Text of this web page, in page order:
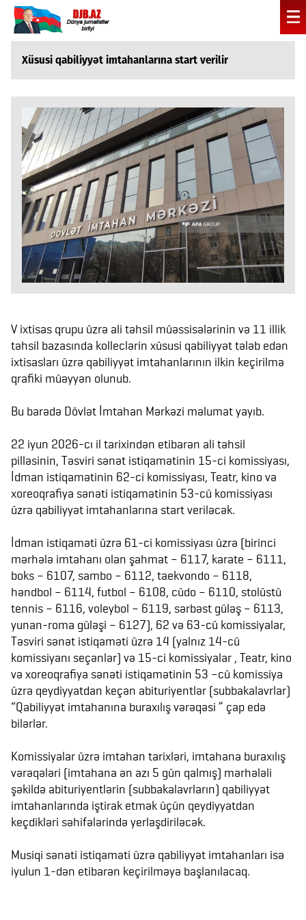
Xüsusi qabiliyyət imtahanlarına start verilir
V ixtisas qrupu üzrə ali təhsil müəssisələrinin və 11 illik
təhsil bazasında kolleclərin xüsusi qabiliyyət tələb edən
ixtisasları üzrə qabiliyyət imtahanlarının ilkin keçirilmə
qrafiki müəyyən olunub.
Bu barədə Dövlət İmtahan Mərkəzi məlumat yayıb.
22 iyun 2026-cı il tarixindən etibarən ali təhsil
pilləsinin, Təsviri sənət istiqamətinin 15-ci komissiyası,
İdman istiqamətinin 62-ci komissiyası, Teatr, kino və
xoreoqrafiya sənəti istiqamətinin 53-cü komissiyası
üzrə qabiliyyət imtahanlarına start veriləcək.
İdman istiqaməti üzrə 61-ci komissiyası üzrə (birinci
mərhələ imtahanı olan şahmat – 6117, karate – 6111,
boks – 6107, sambo – 6112, taekvondo – 6118,
həndbol – 6114, futbol – 6108, cüdo – 6110, stolüstü
tennis – 6116, voleybol – 6119, sərbəst güləş – 6113,
yunan-roma güləşi – 6127), 62 və 63-cü komissiyalar,
Təsviri sənət istiqaməti üzrə 14 (yalnız 14-cü
komissiyanı seçənlər) və 15-ci komissiyalar , Teatr, kino
və xoreoqrafiya sənəti istiqamətinin 53 –cü komissiya
üzrə qeydiyyatdan keçən abituriyentlər (subbakalavrlar)
“Qabiliyyət imtahanına buraxılış vərəqəsi ” çap edə
bilərlər.
Komissiyalar üzrə imtahan tarixləri, imtahana buraxılış
vərəqələri (imtahana ən azı 5 gün qalmış) mərhələli
şəkildə abituriyentlərin (subbakalavrların) qabiliyyət
imtahanlarında iştirak etmək üçün qeydiyyatdan
keçdikləri səhifələrində yerləşdiriləcək.
Musiqi sənəti istiqaməti üzrə qabiliyyət imtahanları isə
iyulun 1-dən etibarən keçirilməyə başlanılacaq.